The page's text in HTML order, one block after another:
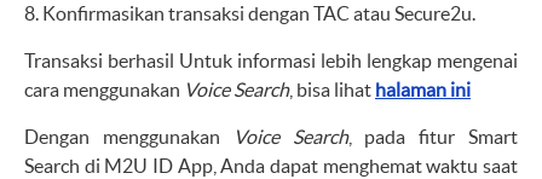
Konfirmasikan transaksi dengan TAC atau Secure2u.
Transaksi berhasil Untuk informasi lebih lengkap mengenai
cara menggunakan Voice Search, bisa lihat halaman ini
Dengan menggunakan Voice Search, pada fitur Smart
Search di M2U ID App, Anda dapat menghemat waktu saat